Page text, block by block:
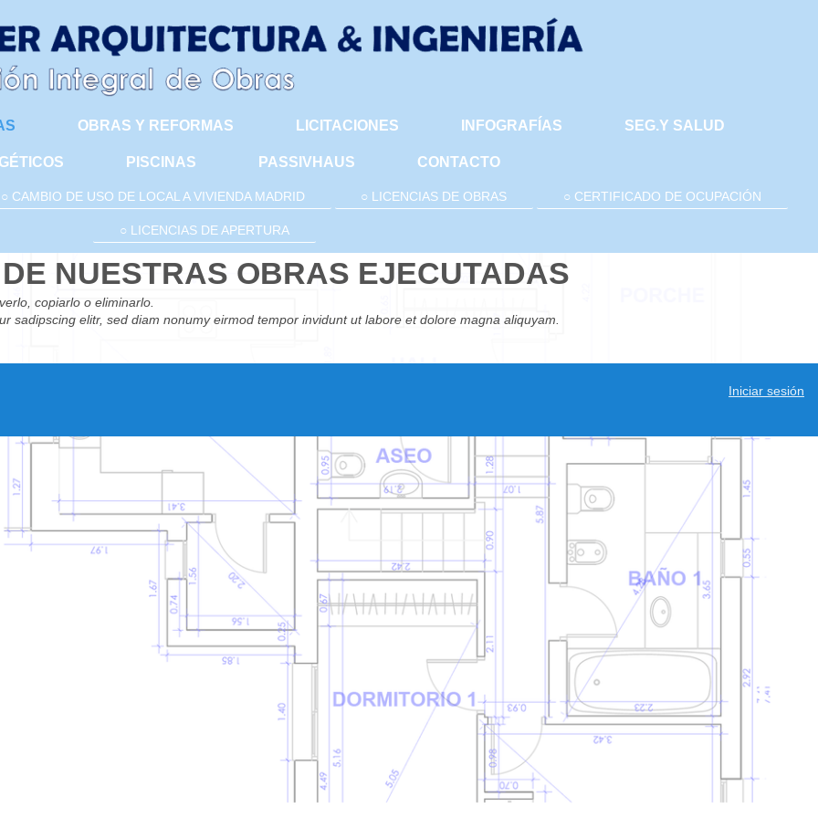
OBRAS Y REFORMAS LICITACIONES INFOGRAFÍAS SEG.Y SALUD
PISCINAS PASSIVHAUS CONTACTO
○ CAMBIO DE USO DE LOCAL A VIVIENDA MADRID ○ LICENCIAS DE OBRAS ○ CERTIFICADO DE OCUPACIÓN
○ LICENCIAS DE APERTURA
NUESTRAS OBRAS EJECUTADAS
copiarlo o eliminarlo.
sadipscing elitr, sed diam nonumy eirmod tempor invidunt ut labore et dolore magna aliquyam.
Iniciar sesión